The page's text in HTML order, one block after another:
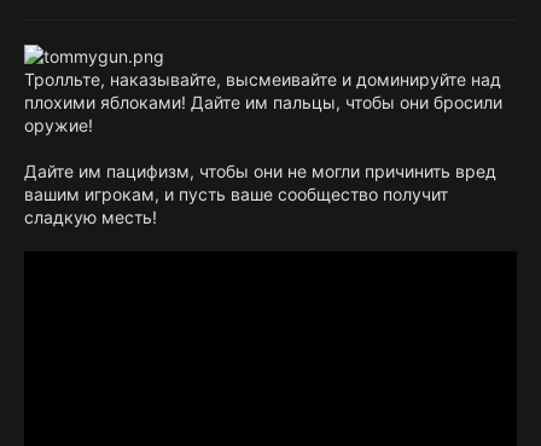
Тролльте, наказывайте, высмеивайте и доминируйте над
плохими яблоками! Дайте им пальцы, чтобы они бросили
оружие!
Дайте им пацифизм, чтобы они не могли причинить вред
вашим игрокам, и пусть ваше сообщество получит
сладкую месть!